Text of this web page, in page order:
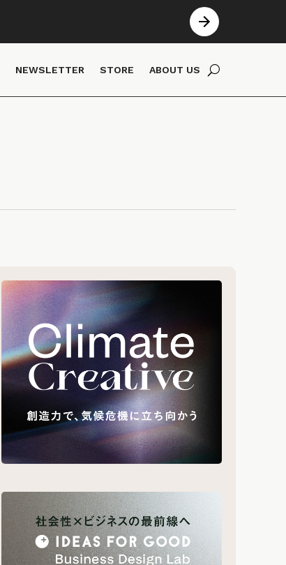
NEWSLETTER STORE ABOUT US